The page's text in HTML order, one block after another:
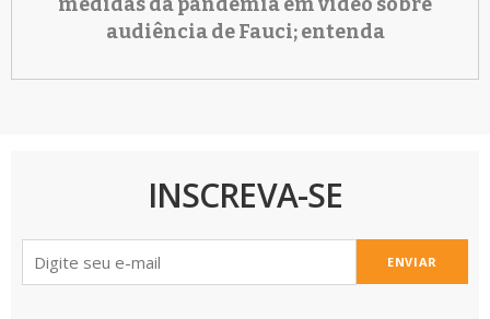
audiência de Fauci; entenda
INSCREVA-SE
ENVIAR